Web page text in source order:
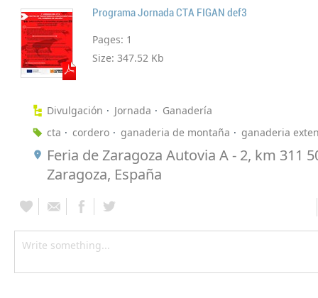
Programa Jornada CTA FIGAN def3
Pages: 1
Size: 347.52 Kb
Divulgación Jornada
Ganadería
cta
cordero ganaderia de montaña ganaderia
Feria de Zaragoza Autovia A - 2, km 311
Zaragoza, España